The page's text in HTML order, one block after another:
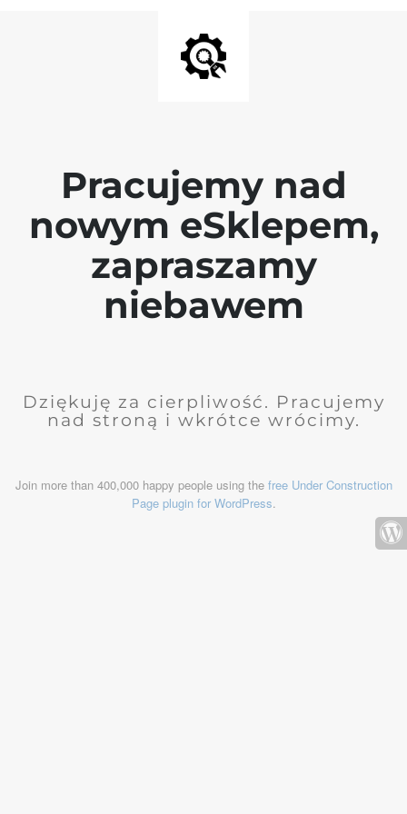
Pracujemy nad
nowym eSklepem,
zapraszamy
niebawem
Dziękuję za cierpliwość. Pracujemy
nad stroną i wkrótce wrócimy.
Join more than 400,000 happy people using the free Under Construction
Page plugin for WordPress.